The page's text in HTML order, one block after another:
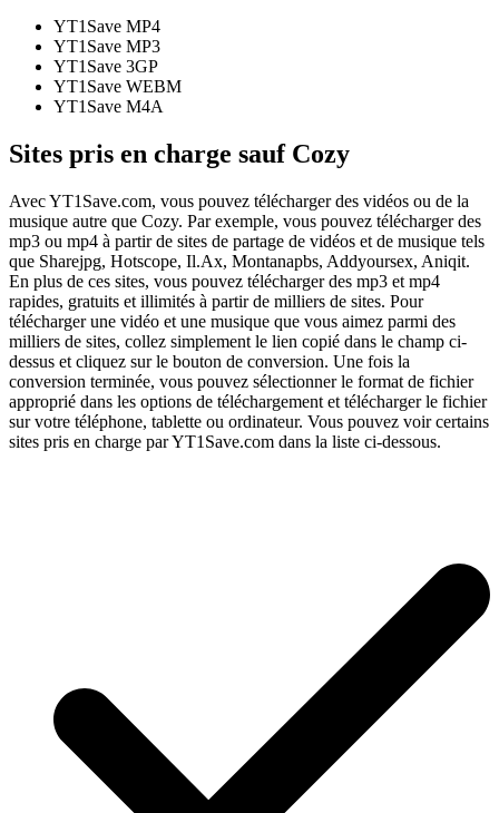
YT1Save MP4
YT1Save MP3
YT1Save 3GP
YT1Save WEBM
YT1Save M4A
Sites pris en charge sauf Cozy
Avec YT1Save.com, vous pouvez télécharger des vidéos ou de la
musique autre que Cozy. Par exemple, vous pouvez télécharger des
mp3 ou mp4 à partir de sites de partage de vidéos et de musique tels
que Sharejpg, Hotscope, Il.Ax, Montanapbs, Addyoursex, Aniqit.
En plus de ces sites, vous pouvez télécharger des mp3 et mp4
rapides, gratuits et illimités à partir de milliers de sites. Pour
télécharger une vidéo et une musique que vous aimez parmi des
milliers de sites, collez simplement le lien copié dans le champ ci-
dessus et cliquez sur le bouton de conversion. Une fois la
conversion terminée, vous pouvez sélectionner le format de fichier
approprié dans les options de téléchargement et télécharger le fichier
sur votre téléphone, tablette ou ordinateur. Vous pouvez voir certains
sites pris en charge par YT1Save.com dans la liste ci-dessous.